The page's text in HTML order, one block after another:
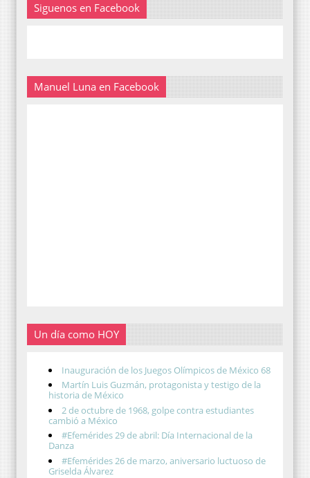
Siguenos en Facebook
Manuel Luna en Facebook
Un día como HOY
Inauguración de los Juegos Olímpicos de México 68
Martín Luis Guzmán, protagonista y testigo de la
historia de México
2 de octubre de 1968, golpe contra estudiantes
cambió a México
#Efemérides 29 de abril: Día Internacional de la
Danza
#Efemérides 26 de marzo, aniversario luctuoso de
Griselda Álvarez